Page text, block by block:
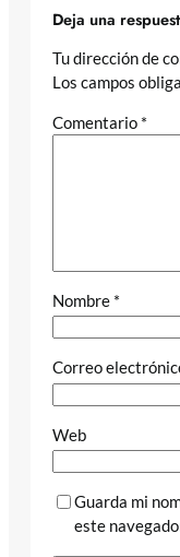
Deja una
Tu dirección de
Los campos
Comentario *
Nombre *
Correo
Web
Guarda mi
este